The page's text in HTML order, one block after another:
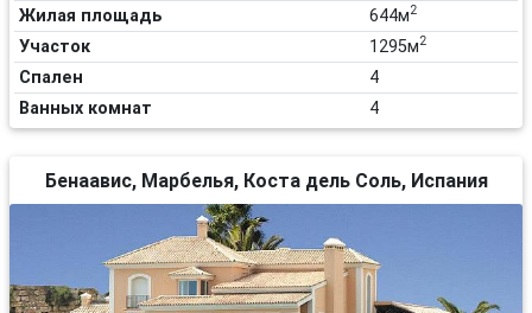
Жилая площадь 644м2
Участок 1295м2
Спален
4
Ванных комнат
4
Бенаавис, Марбелья, Коста дель Соль, Испания